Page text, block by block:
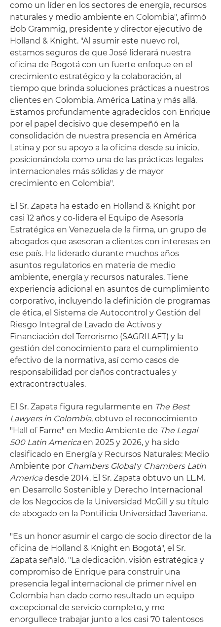
como un líder en los sectores de energía, recursos
naturales y medio ambiente en Colombia", afirmó
Bob Grammig, presidente y director ejecutivo de
Holland & Knight. "Al asumir este nuevo rol,
estamos seguros de que José liderará nuestra
oficina de Bogotá con un fuerte enfoque en el
crecimiento estratégico y la colaboración, al
tiempo que brinda soluciones prácticas a nuestros
clientes en Colombia, América Latina y más allá.
Estamos profundamente agradecidos con Enrique
por el papel decisivo que desempeñó en la
consolidación de nuestra presencia en América
Latina y por su apoyo a la oficina desde su inicio,
posicionándola como una de las prácticas legales
internacionales más sólidas y de mayor
crecimiento en Colombia".
El Sr. Zapata ha estado en Holland & Knight por
casi 12 años y co-lidera el Equipo de Asesoría
Estratégica en Venezuela de la firma, un grupo de
abogados que asesoran a clientes con intereses en
ese país. Ha liderado durante muchos años
asuntos regulatorios en materia de medio
ambiente, energía y recursos naturales. Tiene
experiencia adicional en asuntos de cumplimiento
corporativo, incluyendo la definición de programas
de ética, el Sistema de Autocontrol y Gestión del
Riesgo Integral de Lavado de Activos y
Financiación del Terrorismo (SAGRILAFT) y la
gestión del conocimiento para el cumplimiento
efectivo de la normativa, así como casos de
responsabilidad por daños contractuales y
extracontractuales.
El Sr. Zapata figura regularmente en The Best
Lawyers in Colombia, obtuvo el reconocimiento
"Hall of Fame" en Medio Ambiente de The Legal
500 Latin Americaen 2025 y 2026, y ha sido
clasificado en Energía y Recursos Naturales: Medio
Ambiente por Chambers Globaly Chambers Latin
Americadesde 2014. El Sr. Zapata obtuvo un LL.M.
en Desarrollo Sostenible y Derecho Internacional
de los Negocios de la Universidad McGill y su título
de abogado en la Pontificia Universidad Javeriana.
"Es un honor asumir el cargo de socio director de la
oficina de Holland & Knight en Bogotá", el Sr.
Zapata señaló. "La dedicación, visión estratégica y
compromiso de Enrique para construir una
presencia legal internacional de primer nivel en
Colombia han dado como resultado un equipo
excepcional de servicio completo, y me
enorgullece trabajar junto a los casi 70 talentosos